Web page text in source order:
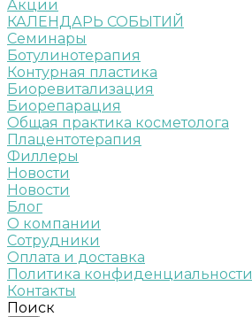
Акции
КАЛЕНДАРЬ СОБЫТИЙ
Семинары
Ботулинотерапия
Контурная пластика
Биоревитализация
Биорепарация
Общая практика косметолога
Плацентотерапия
Филлеры
Новости
Новости
Блог
О компании
Сотрудники
Оплата и доставка
Политика конфиденциальности
Контакты
Поиск